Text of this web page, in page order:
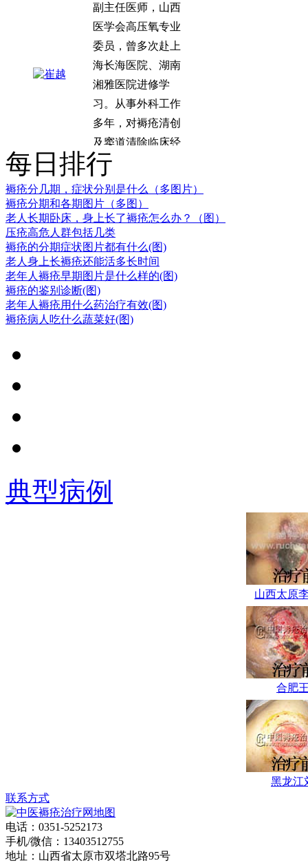
医学会高压氧专业
委员，曾多次赴上
海长海医院、湖南
湘雅医院进修学
习。从事外科工作
多年，对褥疮清创
及窦道清除临床经
验丰富。.
赵建林，毕业于山
西中医学院，专业
从事中医外科临床
研究与治疗近二十
年，在理论上提出
了褥疮病理实质
为“气血大亏，热毒
营血”的新观点.
及窦道清除临床经
验丰富。.
习。从事外科工作
多年，对褥疮清创
及窦道清除临床经
每日排行
褥疮分几期，症状分别是什么（多图片）
褥疮分期和各期图片（多图）
老人长期卧床，身上长了褥疮怎么办？（图）
压疮高危人群包括几类
褥疮的分期症状图片都有什么(图)
老人身上长褥疮还能活多长时间
老年人褥疮早期图片是什么样的(图)
褥疮的鉴别诊断(图)
老年人褥疮用什么药治疗有效(图)
褥疮病人吃什么蔬菜好(图)
典型病例
山西太原
合肥
黑龙江
联系方式
电话：0351-5252173
手机/微信：13403512755
地址：山西省太原市双塔北路95号